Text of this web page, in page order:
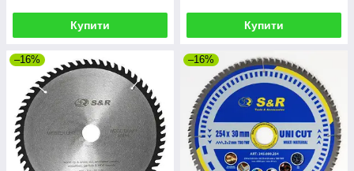
Купити Купити
–16% –16%